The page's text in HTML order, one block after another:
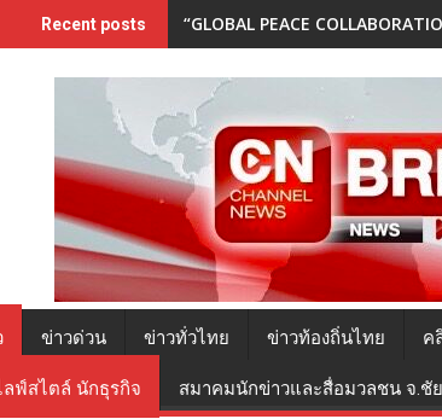
Recent posts “GLOBAL PEACE
ข่าวด่วน ข่าวทั่วไทย ข่าวท้องถิ่นไทย ค
ลฟ์สไตล์ นักธุรกิจ สมาคมนักข่าวและสื่อมวลชน จ.ชั